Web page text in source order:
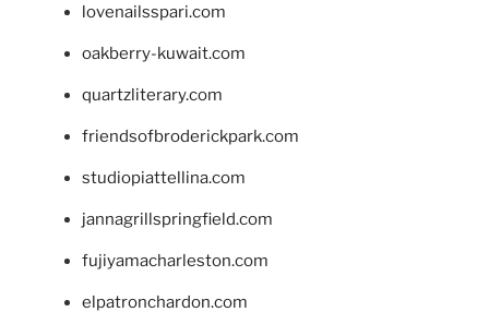
lovenailsspari.com
oakberry-kuwait.com
quartzliterary.com
friendsofbroderickpark.com
studiopiattellina.com
jannagrillspringfield.com
fujiyamacharleston.com
elpatronchardon.com